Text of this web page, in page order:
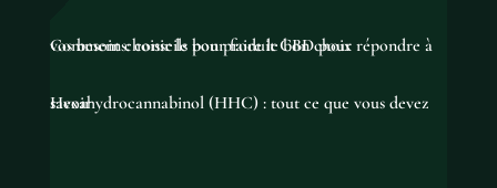
Comment choisir le bon produit CBD pour répondre à vos besoins: conseils pour faire le bon choix
Hexahydrocannabinol (HHC) : tout ce que vous devez savoir